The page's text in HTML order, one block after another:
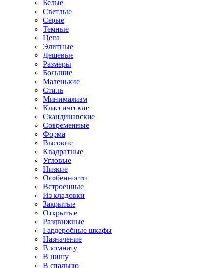
Белые
Светлые
Серые
Темные
Цена
Элитные
Дешевые
Размеры
Большие
Маленькие
Стиль
Минимализм
Классические
Скандинавские
Современные
Форма
Высокие
Квадратные
Угловые
Низкие
Особенности
Встроенные
Из кладовки
Закрытые
Открытые
Раздвижные
Гардеробные шкафы
Назначение
В комнату
В нишу
В спальню